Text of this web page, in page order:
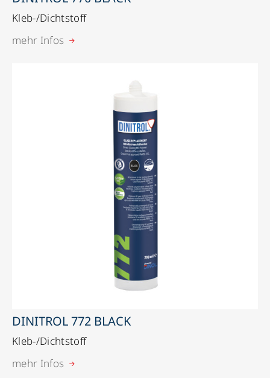
Kleb-/Dichtstoff
mehr Infos
DINITROL 772 BLACK
Kleb-/Dichtstoff
mehr Infos